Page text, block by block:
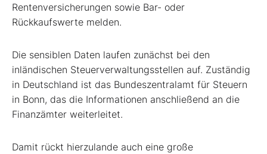
Rentenversicherungen sowie Bar- oder
Rückkaufswerte melden.
Die sensiblen Daten laufen zunächst bei den
inländischen Steuerverwaltungsstellen auf. Zuständig
in Deutschland ist das Bundeszentralamt für Steuern
in Bonn, das die Informationen anschließend an die
Finanzämter weiterleitet.
Damit rückt hierzulande auch eine große